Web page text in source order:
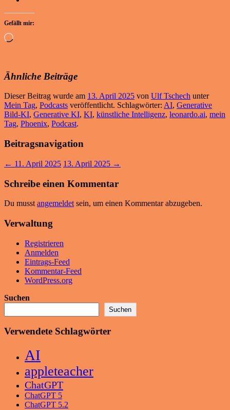
Gefällt mir:
Wird
Ähnliche Beiträge
Dieser Beitrag wurde am 13. April 2025 von Ulf Tschech unter
Mein Tag, Podcasts veröffentlicht. Schlagwörter: AI, Generative
Bild-KI, Generative KI, KI, künstliche Intelligenz, leonardo.ai, mein
Tag, Phoenix, Podcast.
Beitragsnavigation
← 11. April 2025 13. April 2025 →
Schreibe einen Kommentar
Du musst angemeldet sein, um einen Kommentar abzugeben.
Verwaltung
Registrieren
Anmelden
Eintrags-Feed
Kommentar-Feed
WordPress.org
Suchen
Suchen
Verwendete Schlagwörter
AI
appleteacher
ChatGPT
ChatGPT 5
ChatGPT 5.2